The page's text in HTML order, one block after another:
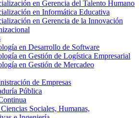
en Gerencia del Talento Humano
en Informática Educativa
en Gerencia de la Innovación
en Desarrollo de Software
en Gestión de Logística Empresarial
en Gestión de Mercadeo
de Empresas
Pública
Sociales, Humanas,